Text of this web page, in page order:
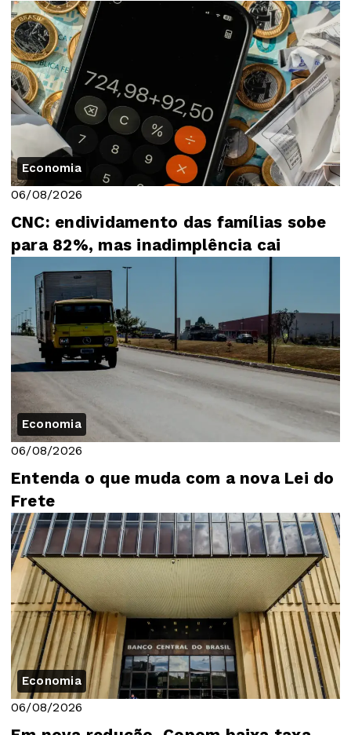
Economia
06/08/2026
CNC: endividamento das famílias sobe
para 82%, mas inadimplência cai
Economia
06/08/2026
Entenda o que muda com a nova Lei do
Frete
Economia
06/08/2026